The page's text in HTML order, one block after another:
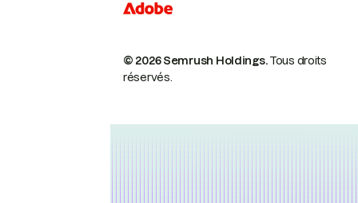
© 2026 Semrush Holdings.Tous droits
réservés.